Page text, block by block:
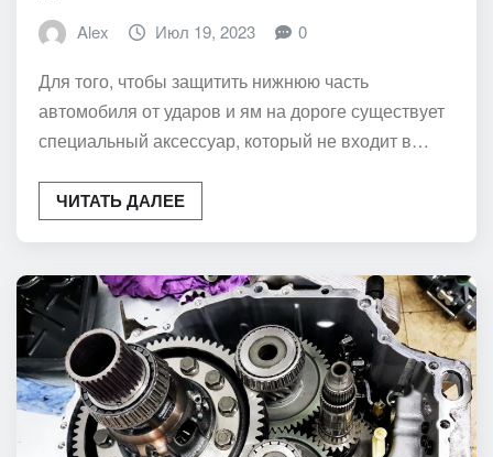
Alex Июл 19, 2023 0
Для того, чтобы защитить нижнюю часть
автомобиля от ударов и ям на дороге существует
специальный аксессуар, который не входит в…
ЧИТАТЬ ДАЛЕЕ